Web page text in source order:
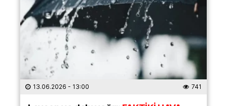
13.06.2026 - 13:00 741